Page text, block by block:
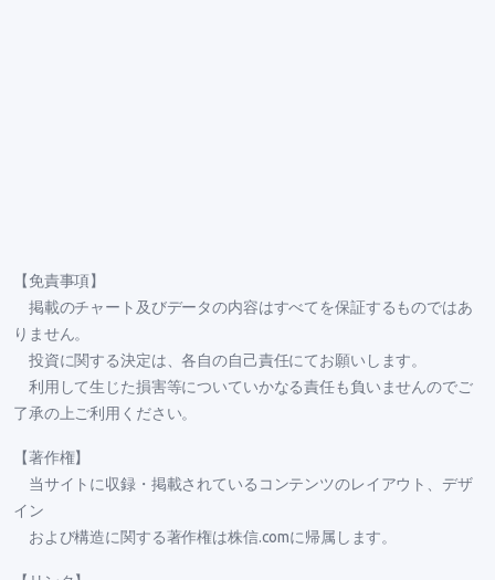
【免責事項】
掲載のチャート及びデータの内容はすべてを保証するものではあ
りません。
投資に関する決定は、各自の自己責任にてお願いします。
利用して生じた損害等についていかなる責任も負いませんのでご
了承の上ご利用ください。
【著作権】
当サイトに収録・掲載されているコンテンツのレイアウト、デザ
イン
および構造に関する著作権は株信.comに帰属します。